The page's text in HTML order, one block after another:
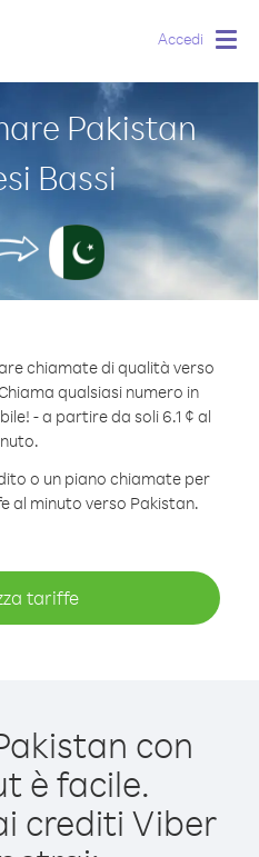
Accedi
Pakistan
Bassi
chiamate di qualità verso
qualsiasi numero in
- a partire da soli 6.1 ¢ al
o un piano chiamate per
al minuto verso Pakistan.
tariffe
con
è facile.
crediti Viber